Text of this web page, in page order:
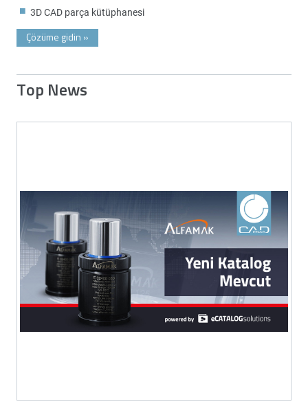
3D CAD parça kütüphanesi
Çözüme gidin »
Top News